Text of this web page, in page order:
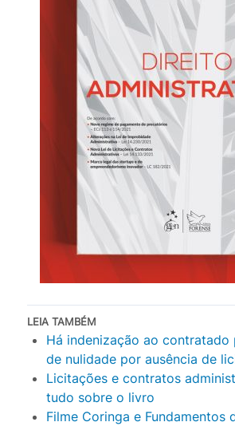
LEIA TAMBÉM
Há indenização ao contratado
de nulidade por ausência de
Licitações e contratos
tudo sobre o livro
Filme Coringa e Fundamentos